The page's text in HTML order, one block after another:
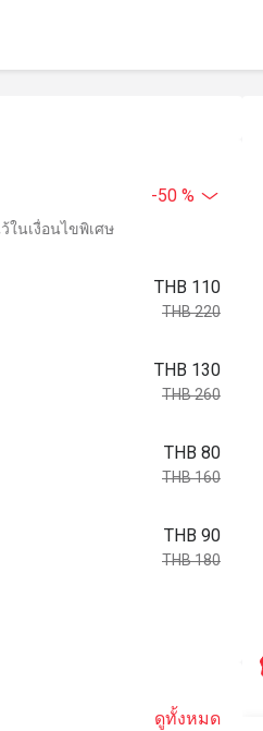
-50 %
ในเงื่อนไขพิเศษ
THB 110
THB 220
THB 130
THB 260
THB 80
THB 160
THB 90
THB 180
ดูทั้งหมด